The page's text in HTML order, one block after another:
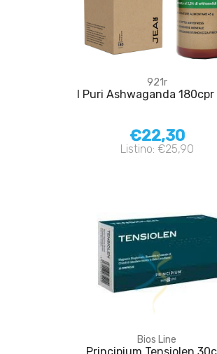
921r
I Puri Ashwaganda 180cpr
€22,30
Listino: €25,90
Bios Line